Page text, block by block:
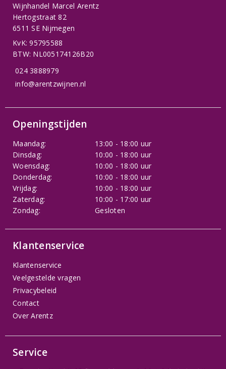
Wijnhandel Marcel Arentz
Hertogstraat 82
6511 SE Nijmegen
KvK: 95795588
BTW: NL005174126B20
024 3888979
info@arentzwijnen.nl
Openingstijden
Maandag:
13:00 - 18:00 uur
Dinsdag:
10:00 - 18:00 uur
Woensdag:
10:00 - 18:00 uur
Donderdag:
10:00 - 18:00 uur
Vrijdag:
10:00 - 18:00 uur
Zaterdag:
10:00 - 17:00 uur
Zondag:
Gesloten
Klantenservice
Klantenservice
Veelgestelde vragen
Privacybeleid
Contact
Over Arentz
Service